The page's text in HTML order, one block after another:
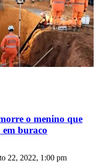
o menino que
em buraco
22, 2022, 1:00 pm